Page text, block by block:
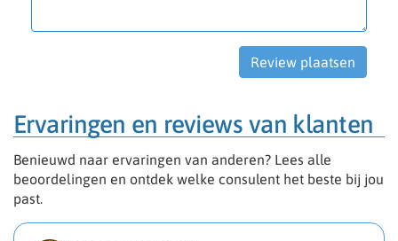
Ervaringen en reviews van klanten
Benieuwd naar ervaringen van anderen? Lees alle
beoordelingen en ontdek welke consulent het beste bij jou
past.